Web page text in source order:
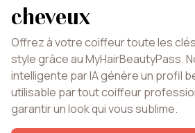
cheveux
Offrez à votre coiffeur toute les
style grâce au MyHairBeautyPass.
intelligente par IA génère un profil
utilisable par tout coiffeur
garantir un look qui vous sublime.